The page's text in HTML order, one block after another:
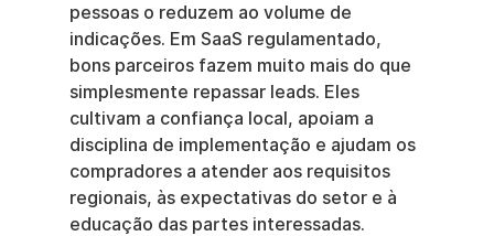
pessoas o reduzem ao volume de
indicações. Em SaaS regulamentado,
bons parceiros fazem muito mais do que
simplesmente repassar leads. Eles
cultivam a confiança local, apoiam a
disciplina de implementação e ajudam os
compradores a atender aos requisitos
regionais, às expectativas do setor e à
educação das partes interessadas.